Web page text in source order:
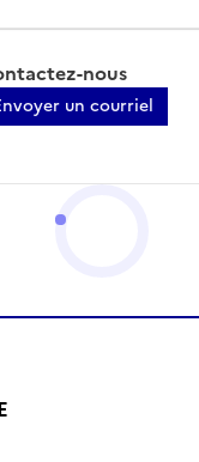
nous
un courriel